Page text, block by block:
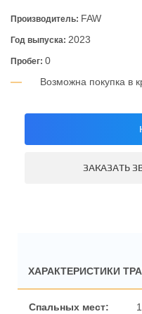
Производитель: FAW
Год выпуска: 2023
Пробег: 0
Возможна покупка в
ЗАКАЗАТЬ
ХАРАКТЕРИСТИКИ
1